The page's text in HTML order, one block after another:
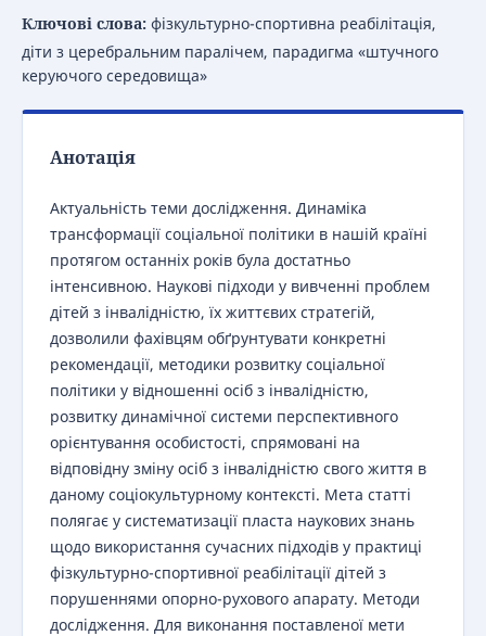
Ключові слова: фізкультурно-спортивна реабілітація,
діти з церебральним паралічем, парадигма «штучного
керуючого середовища»
Анотація
Актуальність теми дослідження. Динаміка
трансформації соціальної політики в нашій країні
протягом останніх років була достатньо
інтенсивною. Наукові підходи у вивченні проблем
дітей з інвалідністю, їх життєвих стратегій,
дозволили фахівцям обґрунтувати конкретні
рекомендації, методики розвитку соціальної
політики у відношенні осіб з інвалідністю,
розвитку динамічної системи перспективного
орієнтування особистості, спрямовані на
відповідну зміну осіб з інвалідністю свого життя в
даному соціокультурному контексті. Мета статті
полягає у систематизації пласта наукових знань
щодо використання сучасних підходів у практиці
фізкультурно-спортивної реабілітації дітей з
порушеннями опорно-рухового апарату. Методи
дослідження. Для виконання поставленої мети